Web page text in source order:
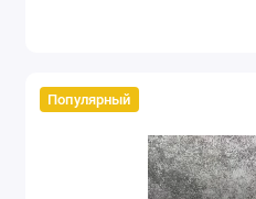
Популярный